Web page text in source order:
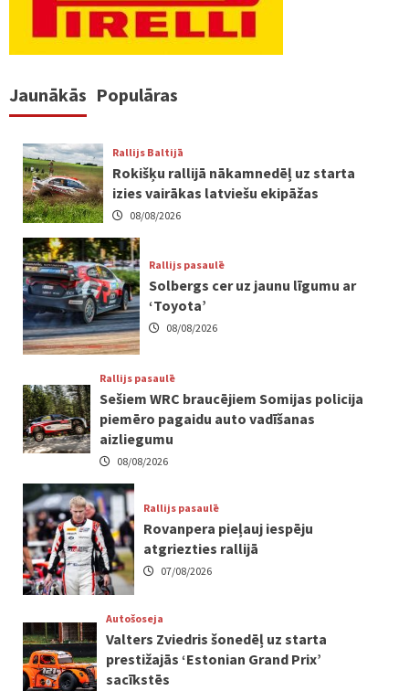
Jaunākās Populāras
Rallijs Baltijā
Rokišķu rallijā nākamnedēļ uz starta
izies vairākas latviešu ekipāžas
08/08/2026
Rallijs pasaulē
Solbergs cer uz jaunu līgumu ar
‘Toyota’
08/08/2026
Rallijs pasaulē
Sešiem WRC braucējiem Somijas policija
piemēro pagaidu auto vadīšanas
aizliegumu
08/08/2026
Rallijs pasaulē
Rovanpera pieļauj iespēju
atgriezties rallijā
07/08/2026
Autošoseja
Valters Zviedris šonedēļ uz starta
prestižajās ‘Estonian Grand Prix’
sacīkstēs